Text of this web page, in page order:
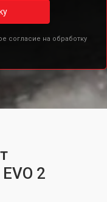
согласие на обработку
2